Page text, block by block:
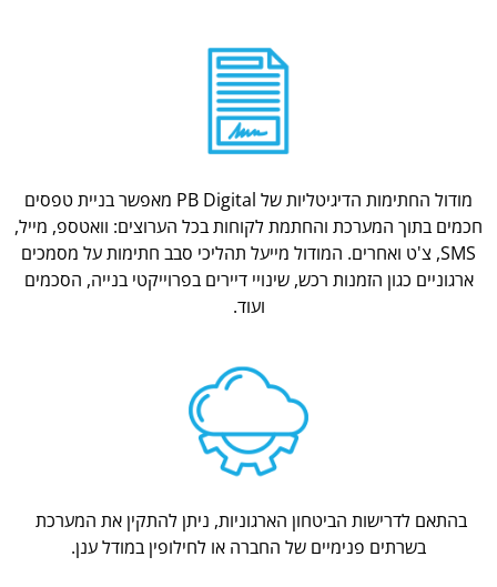
מודול החתימות הדיגיטליות של PB Digital מאפשר בניית טפסים
חכמים בתוך המערכת והחתמת לקוחות בכל הערוצים: וואטספ, מייל,
SMS, צ'ט ואחרים. המודול מייעל תהליכי סבב חתימות על מסמכים
ארגוניים כגון הזמנות רכש, שינויי דיירים בפרוייקטי בנייה, הסכמים
ועוד.
בהתאם לדרישות הביטחון הארגוניות, ניתן להתקין את המערכת
בשרתים פנימיים של החברה או לחילופין במודל ענן.